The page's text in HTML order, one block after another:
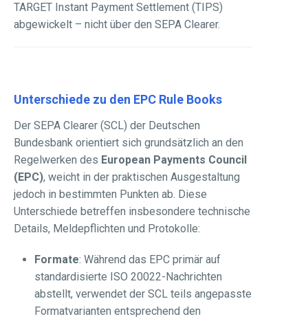
TARGET Instant Payment Settlement (TIPS)
abgewickelt – nicht über den SEPA Clearer.
Unterschiede zu den EPC Rule Books
Der SEPA Clearer (SCL) der Deutschen
Bundesbank orientiert sich grundsätzlich an den
Regelwerken des European Payments Council
(EPC), weicht in der praktischen Ausgestaltung
jedoch in bestimmten Punkten ab. Diese
Unterschiede betreffen insbesondere technische
Details, Meldepflichten und Protokolle:
Formate: Während das EPC primär auf
standardisierte ISO 20022-Nachrichten
abstellt, verwendet der SCL teils angepasste
Formatvarianten entsprechend den